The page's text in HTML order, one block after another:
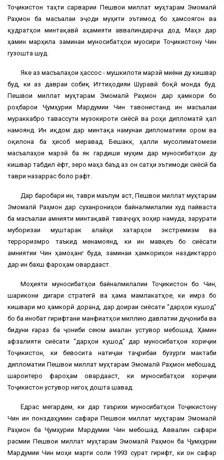
Тоҷикистон таҳти сарварии Пешвои миллат муҳтарам Эмомалӣ
Раҳмон ба масъалаи эҷоди муҳити эътимод бо ҳамсоягон ва
қудратҳои минтақавӣ аҳамияти аввалиндараҷа дод. Маҳз дар
ҳамин марҳила заминаи муносибатҳои муосири Тоҷикистону Чин
гузошта шуд.
Яке аз масъалаҳои ҳассос - мушкилоти марзӣ миёни ду кишвар
буд, ки аз давраи собиқ Иттиҳодияи Шуравӣ боқӣ монда буд.
Пешвои миллат муҳтарам Эмомалӣ Раҳмон дар ҳамкори бо
роҳбарои Ҷумҳурии Мардумии Чин тавонистанд ин масъалаи
мураккабро тавассути музокироти сиёсӣ ва роҳи дипломатӣ ҳал
намоянд. Ин иқдом дар минтақа намунаи дипломатияи ором ва
оқилона ба ҳисоб меравад. Бешакк, ҳалли мусолиматомези
масъалаҳои марзӣ ба як гардиши муҳим дар муносибатҳои ду
кишвар табдил ёфт, зеро маҳз баъд аз он сатҳи эътимоди сиёсӣ ба
таври назаррас боло рафт.
Дар баробари ин, таври маълум аст, Пешвои миллат муҳтарам
Эмомалӣ Раҳмон дар суханрониҳои байналмилалии худ пайваста
ба масъалаи амнияти минтақавӣ таваҷҷуҳ зоҳир намуда, зарурати
муборизаи муштарак алайҳи хатарҳои экстремизм ва
терроризмро таъкид менамоянд, ки ин мавқеъ бо сиёсати
амниятии Чин ҳамоҳанг буда, заминаи ҳамкориҳои наздиктарро
дар ин бахш фароҳам овардааст.
Моҳияти муносибатҳои байналмилалии Тоҷикистон бо Чин,
шарикони дигари стратегӣ ва ҳама мамлакатҳое, ки имрӯз бо
кишвари мо ҳамкорӣ доранд, дар доираи сиёсати “дарҳои кушод”
бо ба инобат гирифтани манфиатҳои миллию давлатии дуҷониба ва
бидуни ғараз ба ҷониби сеюм амалан устувор мебошад. Ҳамин
афзалияти сиёсати “дарҳои кушод” дар муносибатҳои хориҷии
Тоҷикистон, ки бевосита натиҷаи таҷрибаи бузурги мактаби
дипломатии Пешвои миллат муҳтарам Эмомалӣ Раҳмон мебошад,
шароитеро фароҳам овардааст, ки муносибатҳои хориҷии
Тоҷикистон устувор нигоҳ дошта шавад.
Ёдрас мегардем, ки дар таърихи муносибатҳои Тоҷикистону
Чин ин понздаҳумин сафари Пешвои миллат муҳтарам Эмомалӣ
Раҳмон ба Ҷумҳурии Мардумии Чин мебошад. Аввалин сафари
расмии Пешвои миллат муҳтарам Эмомалӣ Раҳмон ба Ҷумҳурии
Мардумии Чин моҳи марти соли 1993 сурат гирифт, ки он сафар